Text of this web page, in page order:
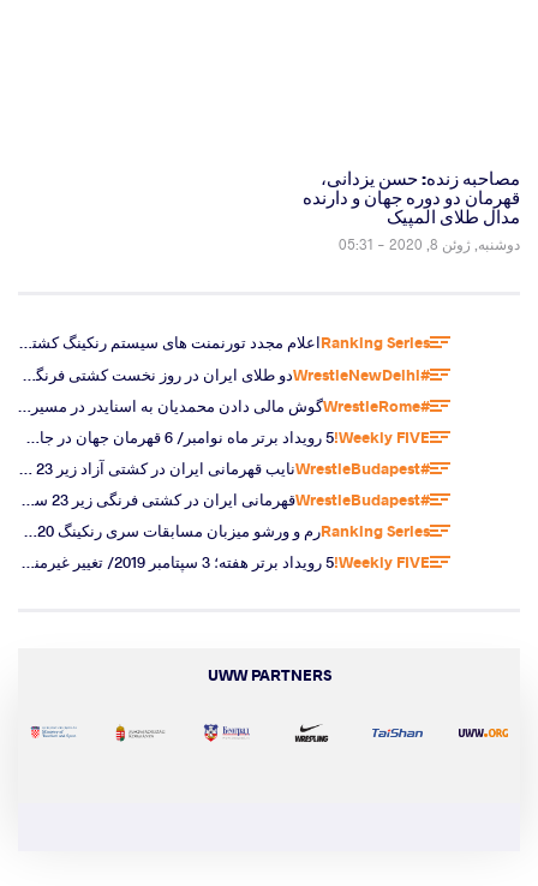
مصاحبه زنده: حسن یزدانی،
قهرمان دو دوره جهان و دارنده
مدال طلای المپیک
دوشنبه, ژوئن 8, 2020 - 05:31
Ranking Series
اعلام مجدد تورنمنت های سیستم رنکینگ کشتی و اعلام میزبانان سال 2019
#WrestleNewDelhi
#WrestleRome
Weekly FIVE!
#WrestleBudapest
#WrestleBudapest
Ranking Series
Weekly FIVE!
UWW PARTNERS